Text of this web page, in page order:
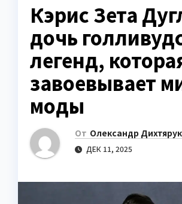
Кэрис Зета
дочь
легенд,
завоевывает
моды
От Олександр Дихтярук
ДЕК 11, 2025